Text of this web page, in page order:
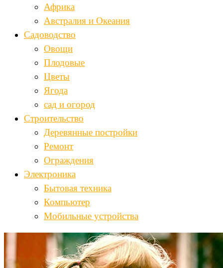
Африка
Австралия и Океания
Садоводство
Овощи
Плодовые
Цветы
Ягода
сад и огород
Строительство
Деревянные постройки
Ремонт
Ограждения
Электроника
Бытовая техника
Компьютер
Мобильные устройства